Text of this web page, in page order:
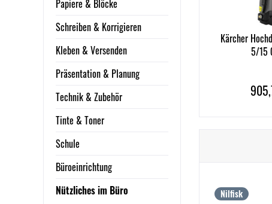
Papiere & Blöcke
Schreiben & Korrigieren
Kleben & Versenden
Präsentation & Planung
Technik & Zubehör
Tinte & Toner
Schule
Büroeinrichtung
Nützliches im Büro
Kärcher
5/15
Nilfisk